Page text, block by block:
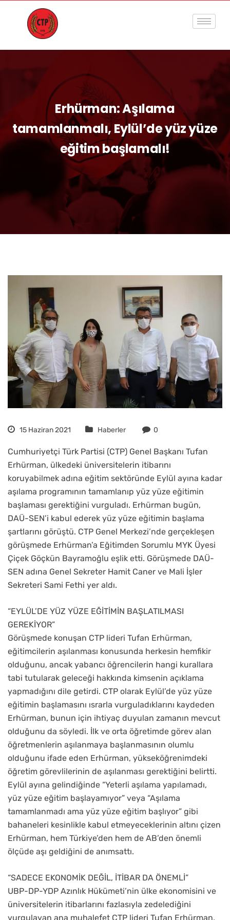
Erhürman: Aşılama
tamamlanmalı, Eylül’de yüz yüze
eğitim başlamalı!
15 Haziran 2021 Haberler 0
Cumhuriyetçi Türk Partisi (CTP) Genel Başkanı Tufan
Erhürman, ülkedeki üniversitelerin itibarını
koruyabilmek adına eğitim sektöründe Eylül ayına kadar
aşılama programının tamamlanıp yüz yüze eğitimin
başlaması gerektiğini vurguladı. Erhürman bugün,
DAÜ-SEN’i kabul ederek yüz yüze eğitimin başlama
şartlarını görüştü. CTP Genel Merkezi’nde gerçekleşen
görüşmede Erhürman’a Eğitimden Sorumlu MYK Üyesi
Çiçek Göçkün Bayramoğlu eşlik etti. Görüşmede DAÜ-
SEN adına Genel Sekreter Hamit Caner ve Mali İşler
Sekreteri Sami Fethi yer aldı.
“EYLÜL’DE YÜZ YÜZE EĞİTİMİN BAŞLATILMASI
GEREKİYOR”
Görüşmede konuşan CTP lideri Tufan Erhürman,
eğitimcilerin aşılanması konusunda herkesin hemfikir
olduğunu, ancak yabancı öğrencilerin hangi kurallara
tabi tutularak geleceği hakkında kimsenin açıklama
yapmadığını dile getirdi. CTP olarak Eylül’de yüz yüze
eğitimin başlamasını ısrarla vurguladıklarını kaydeden
Erhürman, bunun için ihtiyaç duyulan zamanın mevcut
olduğunu da söyledi. İlk ve orta öğretimde görev alan
öğretmenlerin aşılanmaya başlanmasının olumlu
olduğunu ifade eden Erhürman, yükseköğrenimdeki
öğretim görevlilerinin de aşılanması gerektiğini belirtti.
Eylül ayına gelindiğinde “Yeterli aşılama yapılamadı,
yüz yüze eğitim başlayamıyor” veya “Aşılama
tamamlanmadı ama yüz yüze eğitim başlıyor” gibi
bahaneleri kesinlikle kabul etmeyeceklerinin altını çizen
Erhürman, hem Türkiye’den hem de AB’den önemli
ölçüde aşı geldiğini de anımsattı.
“SADECE EKONOMİK DEĞİL, İTİBAR DA ÖNEMLİ”
UBP-DP-YDP Azınlık Hükümeti’nin ülke ekonomisini ve
üniversitelerin itibarlarını fazlasıyla zedelediğini
vurgulayan ana muhalefet CTP lideri Tufan Erhürman,